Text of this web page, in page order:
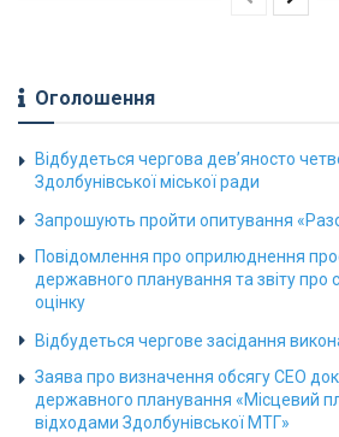
Оголошення
Відбудеться чергова дев’яносто
Здолбунівської міської ради
Запрошують пройти опитування
Повідомлення про оприлюднення
державного планування та звіту про
оцінку
Відбудеться чергове засідання
Заява про визначення обсягу СЕО
державного планування «Місцевий
відходами Здолбунівської МТГ»